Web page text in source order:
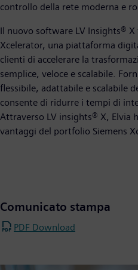
controllo della rete moderna e
Il nuovo software LV Insights®
Xcelerator, una piattaforma
clienti di accelerare la
semplice, veloce e scalabile.
flessibile, adattabile e scalabile
consente di ridurre i tempi di
Attraverso LV insights® X, Elvia
vantaggi del portfolio Siemens
Comunicato stampa
PDF Download